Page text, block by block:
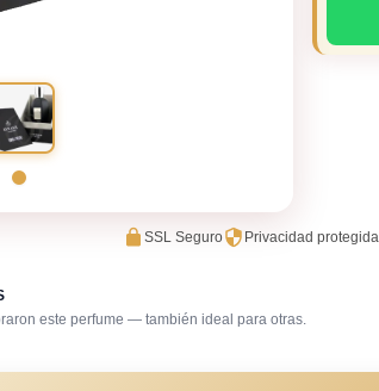
SSL Seguro Privacidad protegida
este perfume — también ideal para otras.
Primera cita